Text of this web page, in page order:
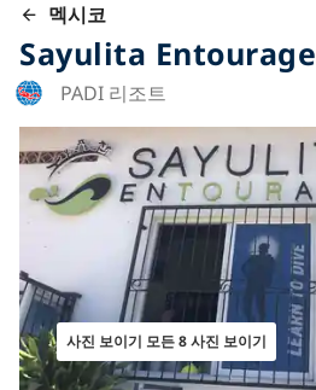
멕시코
Sayulita Entourage
PADI 리조트
사진 보이기 모든 8 사진 보이기